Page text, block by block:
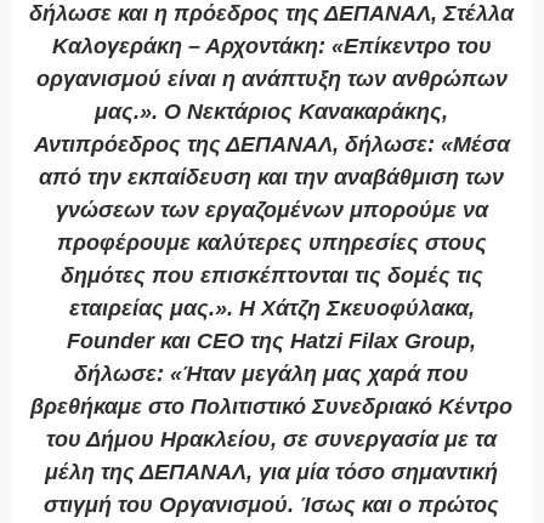
δήλωσε και η πρόεδρος της ΔΕΠΑΝΑΛ, Στέλλα
Καλογεράκη – Αρχοντάκη: «Επίκεντρο του
οργανισμού είναι η ανάπτυξη των ανθρώπων
μας.». Ο Νεκτάριος Κανακαράκης,
Αντιπρόεδρος της ΔΕΠΑΝΑΛ, δήλωσε: «Μέσα
από την εκπαίδευση και την αναβάθμιση των
γνώσεων των εργαζομένων μπορούμε να
προφέρουμε καλύτερες υπηρεσίες στους
δημότες που επισκέπτονται τις δομές τις
εταιρείας μας.». Η Χάτζη Σκευοφύλακα,
Founder και CEO της Hatzi Filax Group,
δήλωσε: «Ήταν μεγάλη μας χαρά που
βρεθήκαμε στο Πολιτιστικό Συνεδριακό Κέντρο
του Δήμου Ηρακλείου, σε συνεργασία με τα
μέλη της ΔΕΠΑΝΑΛ, για μία τόσο σημαντική
στιγμή του Οργανισμού. Ίσως και ο πρώτος